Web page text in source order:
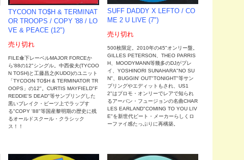
TYCOON TO$H & TERMINAT
OR TROOPS / COPY '88 / LO
VE & PEACE (12")
売り切れ
FILE傘下レーベルMAJOR FORCEか
ら'88の12"シングル。中西俊夫(TYCOO
N TOSH)と工藤昌之(KUDO)のユニット
「TYCOON TO$H & TERMINATOR TR
OOPS」の12"。CURTIS MAYFIELD"F
REDDIE'S DEAD"等サンプリングした
黒いブレイク・ビーツ上でラップす
る"COPY '88"等国産黎明期の歴史に残
るオールドスクール・クラシック
ス！！
SUFF DADDY X LEFTO / CO
ME 2 U LIVE (7")
売り切れ
500枚限定。2010年の45"オンリー盤。
GILLES PETERSON、THEO PARRIS
H、MOODYMANN等幾多のDJがプレ
イ、YOSHINORI SUNAHARA"NO SU
N"、BUGGIN' OUT"TONIGHT"等サン
プリングやエディットもされ、US1
2"はプロモ・オンリーでレアで知られ
るアーバン・フュージョンの名曲CHAR
LES EARLAND"COMING TO YOU LIV
E"を新世代ビート・メーカーらしくロ
ーファイ感たっぷりに再構築。